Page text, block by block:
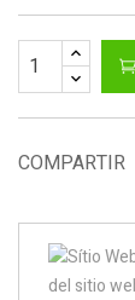
COMPARTIR